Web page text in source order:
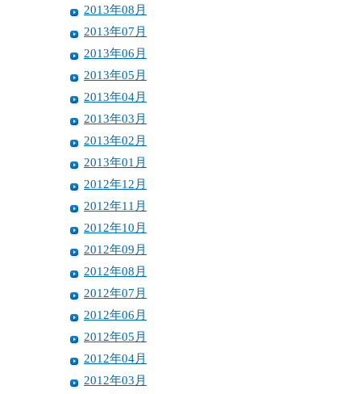
2013年08月
2013年07月
2013年06月
2013年05月
2013年04月
2013年03月
2013年02月
2013年01月
2012年12月
2012年11月
2012年10月
2012年09月
2012年08月
2012年07月
2012年06月
2012年05月
2012年04月
2012年03月